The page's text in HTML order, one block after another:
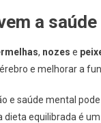
a
, nozes e
e melhorar a
e saúde mental
equilibrada é